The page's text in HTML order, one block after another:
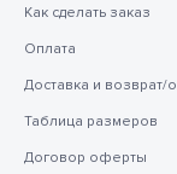
Как сделать заказ
Оплата
Доставка и возврат/
Таблица размеров
Договор оферты